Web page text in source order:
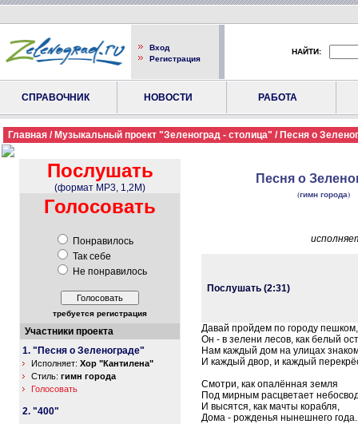
Вход
Регистрация
НАЙТИ:
СПРАВОЧНИК НОВОСТИ РАБОТА
Главная / Музыкальный проект "Зеленоград - столица" / Песня о
Послушать
(формат MP3, 1,2M)
Голосовать
Понравилось
Так себе
Не понравилось
требуется регистрация
Участники проекта
1. "Песня о Зеленограде"
Исполняет: Хор "Кантилена"
Стиль: гимн города
Голосовать
2. "400"
Песня о
(гимн города)
Послушать (2:31)
Давай пройдем по городу пешком,
Он - в зелени лесов, как белый
Нам каждый дом на улицах
И каждый двор, и каждый
Смотри, как опалённая земля
Под мирным расцветает
И высятся, как мачты корабля,
Дома - рожденья нынешнего года.